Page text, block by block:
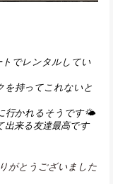
トでレンタルしてい
を持ってこれないと
行かれるそうです🌤
来る友達最高です
がとうございました